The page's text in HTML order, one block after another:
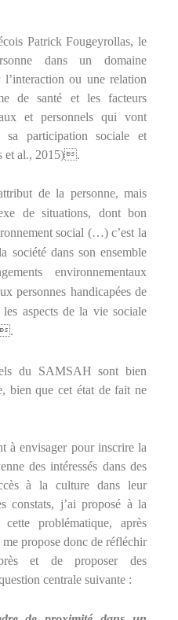
Patrick Fougeyrollas, le
dans un domaine
ou une relation
de santé et les facteurs
et personnels qui vont
sa participation sociale et
et al., 2015).
de la personne, mais
de situations, dont bon
social (…) c’est la
société dans son ensemble
environnementaux
personnes handicapées de
aspects de la vie sociale
du SAMSAH sont bien
bien que cet état de fait ne
à envisager pour inscrire la
des intéressés dans des
à la culture dans leur
constats, j’ai proposé à la
problématique, après
propose donc de réfléchir
et de proposer des
centrale suivante :